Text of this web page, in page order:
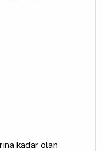
kadar olan